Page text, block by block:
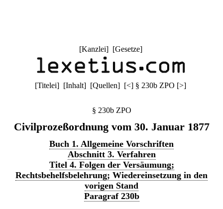
[Kanzlei] [Gesetze]
[Titelei] [Inhalt] [Quellen] [<] § 230b ZPO [>]
§ 230b ZPO
Civilprozeßordnung vom 30. Januar 1877
Buch 1. Allgemeine Vorschriften
Abschnitt 3. Verfahren
Titel 4. Folgen der Versäumung;
Rechtsbehelfsbelehrung; Wiedereinsetzung in den
vorigen Stand
Paragraf 230b